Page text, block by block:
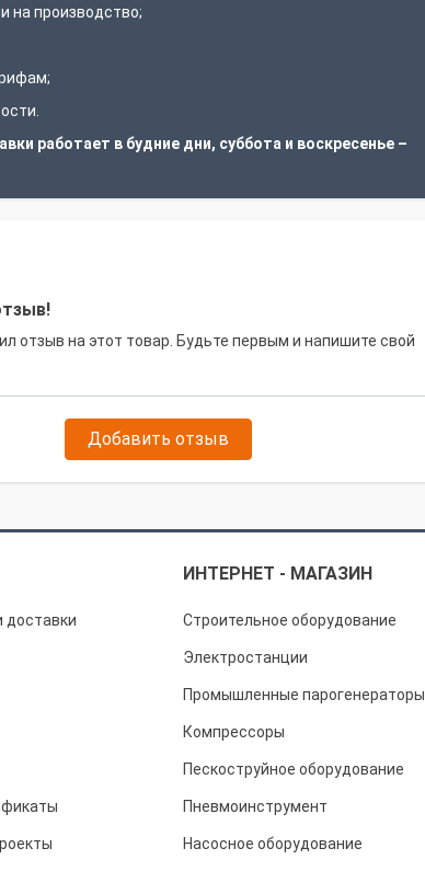
на производство;
работает в будние дни, суббота и воскресенье –
отзыв на этот товар. Будьте первым и напишите свой
Добавить отзыв
ИНТЕРНЕТ - МАГАЗИН
доставки Строительное оборудование
Электростанции
Промышленные парогенераторы
Компрессоры
Пескоструйное оборудование
Пневмоинструмент
Насосное оборудование